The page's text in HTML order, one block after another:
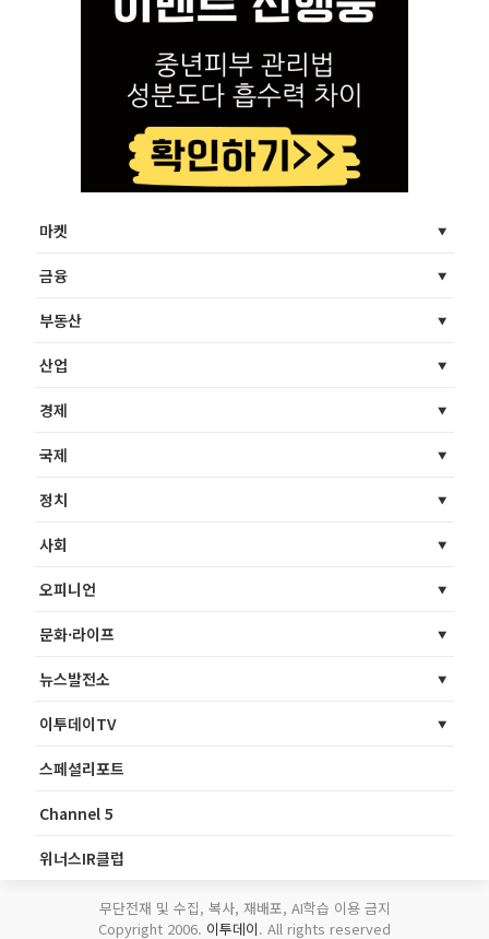
마켓
금융
부동산
산업
경제
국제
정치
사회
오피니언
문화·라이프
뉴스발전소
이투데이TV
스페셜리포트
Channel 5
위너스IR클럽
무단전재 및 수집, 복사, 재배포, AI학습 이용 금지
Copyright 2006. 이투데이. All rights reserved